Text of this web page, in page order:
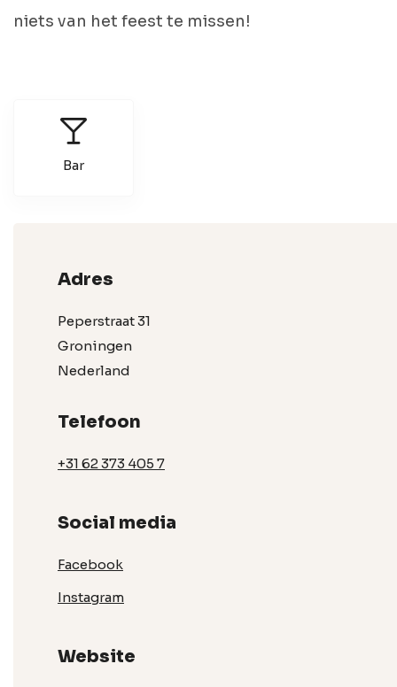
niets van het feest te missen!
Bar
Adres
Peperstraat 31
Groningen
Nederland
Telefoon
+31 62 373 405 7
Social media
Facebook
Instagram
Website